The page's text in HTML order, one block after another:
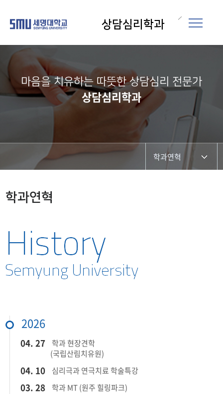
상담심리학과
마음을 치유하는 따뜻한 상담심리 전문가
상담심리학과
학과연혁
학과연혁
2026
04. 27 학과 현장견학
(국립산림치유원)
04. 10 심리극과 연극치료 학술특강
03. 28 학과 MT (원주 힐링파크)